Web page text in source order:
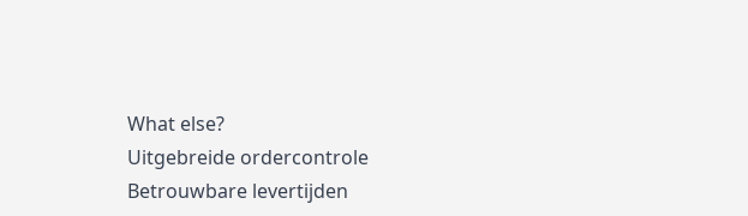
What else?
Uitgebreide ordercontrole
Betrouwbare levertijden